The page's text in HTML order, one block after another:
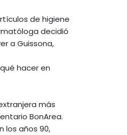
de higiene
decidió
a Guissona,
hacer en
más
BonArea.
los años 90,